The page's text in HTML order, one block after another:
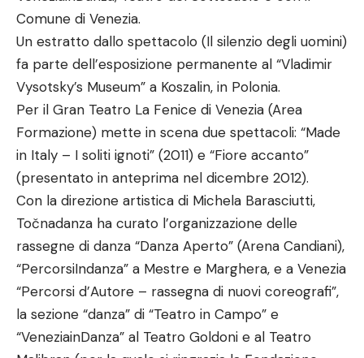
Comune di Venezia.
Un estratto dallo spettacolo (Il silenzio degli uomini)
fa parte dell’esposizione permanente al “Vladimir
Vysotsky’s Museum” a Koszalin, in Polonia.
Per il Gran Teatro La Fenice di Venezia (Area
Formazione) mette in scena due spettacoli: “Made
in Italy – I soliti ignoti” (2011) e “Fiore accanto”
(presentato in anteprima nel dicembre 2012).
Con la direzione artistica di Michela Barasciutti,
Točnadanza ha curato l’organizzazione delle
rassegne di danza “Danza Aperto” (Arena Candiani),
“PercorsiIndanza” a Mestre e Marghera, e a Venezia
“Percorsi d’Autore – rassegna di nuovi coreografi”,
la sezione “danza” di “Teatro in Campo” e
“VeneziainDanza” al Teatro Goldoni e al Teatro